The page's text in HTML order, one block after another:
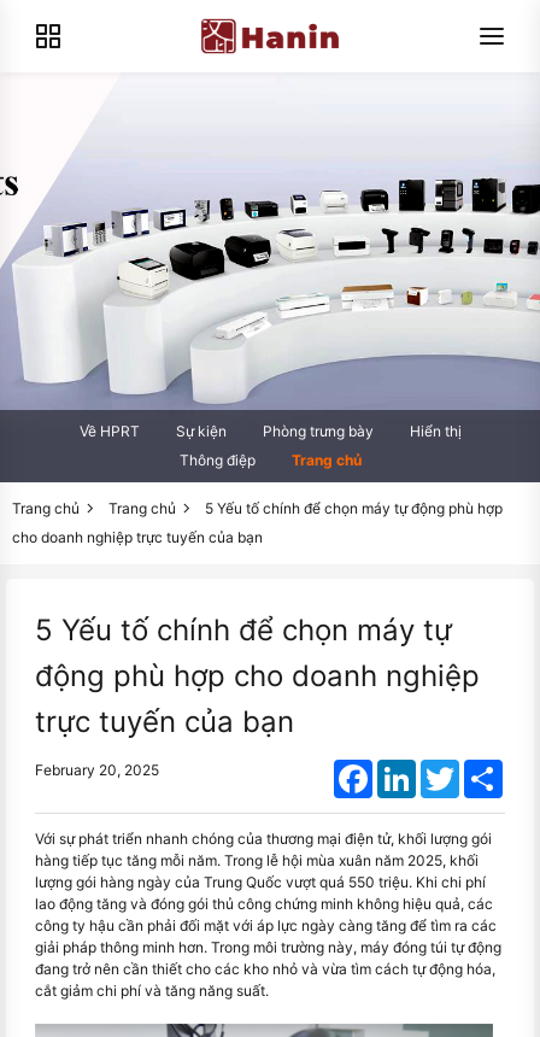
Về HPRT Sự kiện Phòng trưng bày
Hiển thị
Thông điệp
Trang chủ
Trang chủ Trang chủ
5 Yếu tố chính để chọn máy tự động phù hợp
cho doanh nghiệp trực tuyến của bạn
5 Yếu tố chính để chọn máy tự
động phù hợp cho doanh nghiệp
trực tuyến của bạn
February 20, 2025 FacebookLinkedInTwitter
Với sự phát triển nhanh chóng của thương mại điện tử, khối lượng gói
hàng tiếp tục tăng mỗi năm. Trong lễ hội mùa xuân năm 2025, khối
lượng gói hàng ngày của Trung Quốc vượt quá 550 triệu. Khi chi phí
lao động tăng và đóng gói thủ công chứng minh không hiệu quả, các
công ty hậu cần phải đối mặt với áp lực ngày càng tăng để tìm ra các
giải pháp thông minh hơn. Trong môi trường này, máy đóng túi tự động
đang trở nên cần thiết cho các kho nhỏ và vừa tìm cách tự động hóa,
cắt giảm chi phí và tăng năng suất.